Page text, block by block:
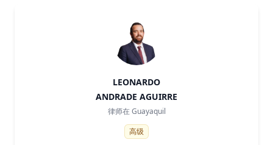
LEONARDO
ANDRADE AGUIRRE
律师在 Guayaquil
高级